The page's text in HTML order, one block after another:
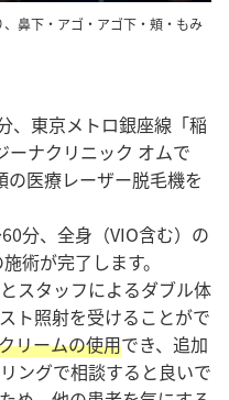
鼻下・アゴ・アゴ下・頬・もみ
、東京メトロ銀座線「稲
ーナクリニック オムで
医療レーザー脱毛機を
分、全身（VIO含む）の
術が完了します。
スタッフによるダブル体
ト照射を受けることがで
リームの使用でき、追加
ングで相談すると良いで